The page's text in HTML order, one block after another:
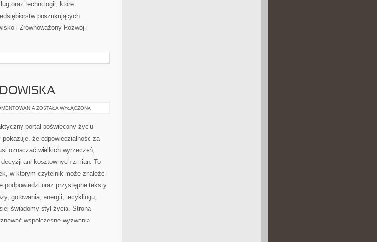
oraz technologii, które
poszukujących
i Zrównoważony Rozwój i
PRZYRODA
ŚRODOWISKA
ZOSTAŁA WYŁĄCZONA
portal poświęcony życiu
pokazuje, że odpowiedzialność za
oznaczać wielkich wyrzeczeń,
ani kosztownych zmian. To
w którym czytelnik może znaleźć
podpowiedzi oraz przystępne teksty
gotowania, energii, recyklingu,
świadomy styl życia. Strona
współczesne wyzwania